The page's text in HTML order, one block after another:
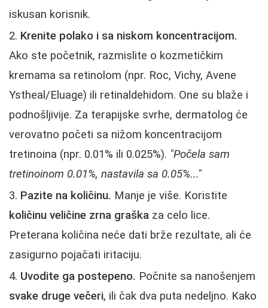
iskusan korisnik.
Krenite polako i sa niskom koncentracijom.
Ako ste početnik, razmislite o kozmetičkim
kremama sa retinolom (npr. Roc, Vichy, Avene
Ystheal/Eluage) ili retinaldehidom. One su blaže i
podnošljivije. Za terapijske svrhe, dermatolog će
verovatno početi sa nižom koncentracijom
tretinoina (npr. 0.01% ili 0.025%). "Počela sam
tretinoinom 0.01%, nastavila sa 0.05%..."
Pazite na količinu. Manje je više. Koristite
količinu veličine zrna graška za celo lice.
Preterana količina neće dati brže rezultate, ali će
zasigurno pojačati iritaciju.
Uvodite ga postepeno. Počnite sa nanošenjem
svake druge večeri, ili čak dva puta nedeljno. Kako